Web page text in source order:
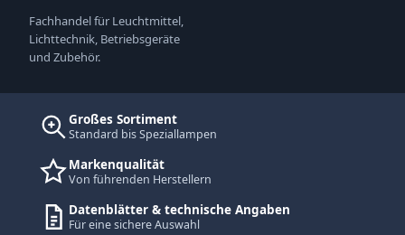
Fachhandel für Leuchtmittel,
Lichttechnik, Betriebsgeräte
und Zubehör.
Großes Sortiment
Standard bis Speziallampen
Markenqualität
Von führenden Herstellern
Datenblätter & technische Angaben
Für eine sichere Auswahl